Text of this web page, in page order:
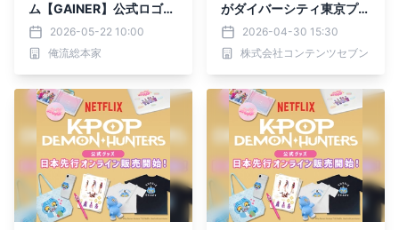
ム【GAINER】公式ロゴグ
ッズの限定セールを開催
2026-05-22 10:00
俺流総本家
がダイバーシティ東京プラ
ザに登場！
2026-04-30 15:30
株式会社コンテンツセブン